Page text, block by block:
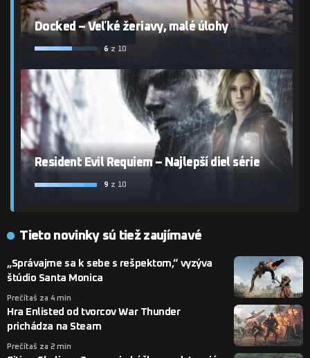
Docked – Veľké žeriavy, malé úlohy
6 z 10
Resident Evil Requiem – Najlepší diel série
9 z 10
Tieto novinky sú tiež zaujímavé
„Správajme sa k sebe s rešpektom,“ vyzýva
štúdio Santa Monica
Prečítaš za 4 min
Hra Enlisted od tvorcov War Thunder
prichádza na Steam
Prečítaš za 2 min